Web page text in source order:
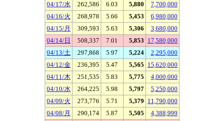
04/17/水
262,586 6.03 5,880
7,700,000
04/16/火
268,978 5.66 5,453
6,980,000
04/15/月
309,593 5.63 5,306
3,680,000
04/14/日
508,337 7.01 5,853 17,580,000
04/13/土
297,868 5.97 5,224
2,295,000
04/12/金
236,395 5.47 5,565 15,620,000
04/11/木
251,535 5.83 5,775
4,000,000
04/10/水
264,225 5.98 5,797
5,250,000
04/09/火
273,776 5.71 5,379 11,790,000
04/08/月
290,174 5.87 5,505
4,388,999